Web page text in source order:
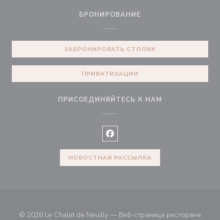
БРОНИРОВАНИЕ
ЗАБРОНИРОВАТЬ СТОЛИК
ПРИВАТИЗАЦИИ
ПРИСОЕДИНЯЙТЕСЬ К НАМ
Facebook ((открывается в
НОВОСТНАЯ РАССЫЛКА
© 2026 Le Chalet de Neuilly — Веб-страница ресторана